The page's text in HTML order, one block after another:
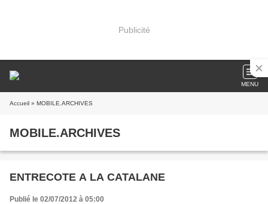
Publicité
MENU
Accueil » MOBILE.ARCHIVES
MOBILE.ARCHIVES
ENTRECOTE A LA CATALANE
Publié le 02/07/2012 à 05:00